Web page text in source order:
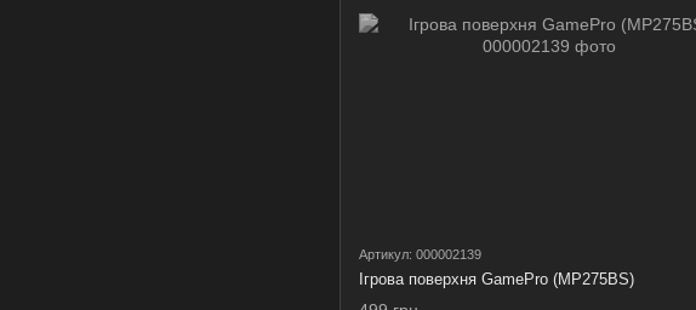
Артикул: 000002139
Ігрова поверхня GamePro (MP275BS)